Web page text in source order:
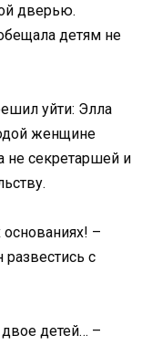
дверью.
детям не
уйти: Элла
женщине
не секретаршей и
–
с
детей… –